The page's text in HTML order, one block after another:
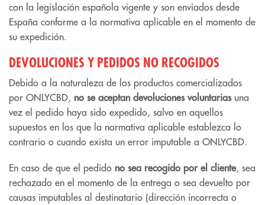
con la legislación española vigente y son enviados desde
España conforme a la normativa aplicable en el momento de
su expedición.
DEVOLUCIONES Y PEDIDOS NO RECOGIDOS
Debido a la naturaleza de los productos comercializados
por ONLYCBD, no se aceptan devoluciones voluntariasuna
vez el pedido haya sido expedido, salvo en aquellos
supuestos en los que la normativa aplicable establezca lo
contrario o cuando exista un error imputable a ONLYCBD.
En caso de que el pedido no sea recogido por el cliente, sea
rechazado en el momento de la entrega o sea devuelto por
causas imputables al destinatario (dirección incorrecta o